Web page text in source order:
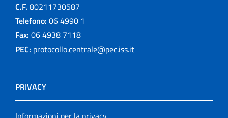
C.F. 80211730587
Telefono: 06 4990 1
Fax: 06 4938 7118
PEC: protocollo.centrale@pec.iss.it
PRIVACY